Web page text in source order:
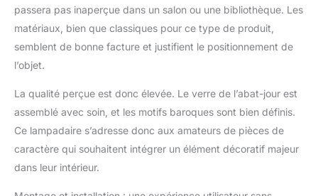
lampe latérale allumée
selon vos besoins.
L'interrupteur au pied
toute la lampe.
DÉCORATIF : Vous
remarquerez la
entre allumer et
passera pas inaperçue dans un salon ou une bibliothèque. Les
matériaux, bien que classiques pour ce type de produit,
semblent de bonne facture et justifient le positionnement de
l’objet.
La qualité perçue est donc élevée. Le verre de l’abat-jour est
assemblé avec soin, et les motifs baroques sont bien définis.
Ce lampadaire s’adresse donc aux amateurs de pièces de
caractère qui souhaitent intégrer un élément décoratif majeur
dans leur intérieur.